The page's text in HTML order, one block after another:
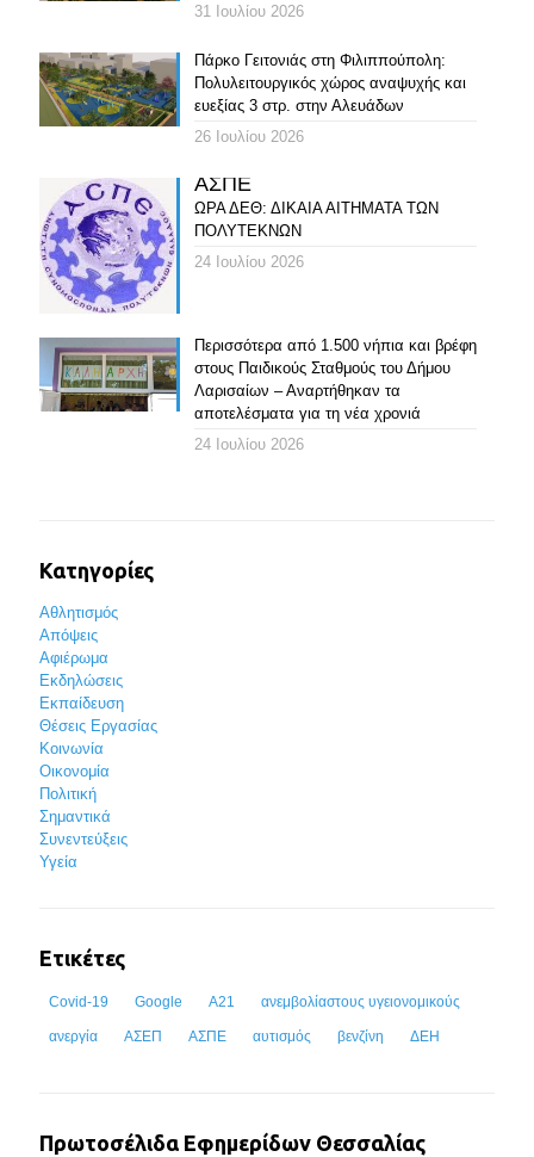
31 Ιουλίου 2026
Πάρκο Γειτονιάς στη Φιλιππούπολη:
Πολυλειτουργικός χώρος αναψυχής και
ευεξίας 3 στρ. στην Αλευάδων
26 Ιουλίου 2026
ΑΣΠΕ
ΩΡΑ ΔΕΘ: ΔΙΚΑΙΑ ΑΙΤΗΜΑΤΑ ΤΩΝ
ΠΟΛΥΤΕΚΝΩΝ
24 Ιουλίου 2026
Περισσότερα από 1.500 νήπια και βρέφη
στους Παιδικούς Σταθμούς του Δήμου
Λαρισαίων – Αναρτήθηκαν τα
αποτελέσματα για τη νέα χρονιά
24 Ιουλίου 2026
Κατηγορίες
Αθλητισμός
Απόψεις
Αφιέρωμα
Εκδηλώσεις
Εκπαίδευση
Θέσεις Εργασίας
Κοινωνία
Οικονομία
Πολιτική
Σημαντικά
Συνεντεύξεις
Υγεία
Ετικέτες
Covid-19 Google Α21 ανεμβολίαστους υγειονομικούς
ανεργία ΑΣΕΠ ΑΣΠΕ αυτισμός βενζίνη ΔΕΗ
Πρωτοσέλιδα Εφημερίδων Θεσσαλίας